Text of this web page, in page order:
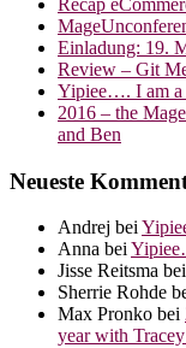
Recap
Einladung: 19.
Review – Git
Yipiee…. I am a
2016 – the
and Ben
Neueste
Andrej bei
Anna bei
Jisse Reitsma bei
Sherrie Rohde
Max Pronko bei
year with